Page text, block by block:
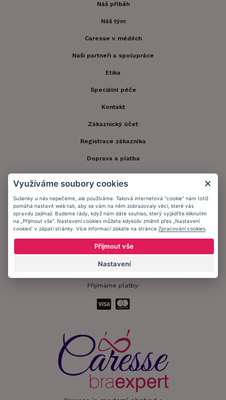
Náš příběh
Náš tým
Caresse v médiích
Naši partneři a spolupráce
Etika
Speciální péče
Kontakt
Zákaznický účet
Registrace zákazníka
Doprava a platba
Obchodní podmínky
Informační memorandum
Zůstaňte s námi v kontaktu.
Přijímáme platby:
Využíváme soubory cookies
Sušenky u nás nepečeme, ale používáme. Taková internetová "cookie" nám totiž
pomáhá nastavit web tak, aby se vám na něm zobrazovaly věci, které vás
opravdu zajímají. Budeme rády, když nám dáte souhlas, který vyjádříte kliknutím
na „Přijmout vše“. Nastavení cookies můžete kdykoliv změnit přes „Nastavení
cookies“ v zápatí stránky. Více informací získáte na stránce Zpracování cookies
Přijmout vše
Nastavení